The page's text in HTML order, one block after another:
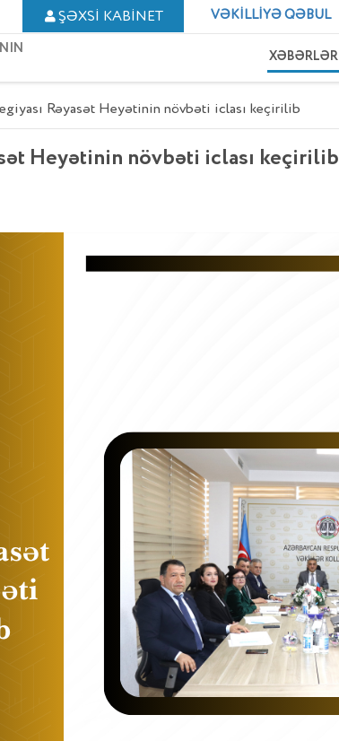
ŞƏXSİ KABİNET VƏKILLIYƏ QƏBUL
XƏBƏRLƏR
Rəyasət Heyətinin növbəti iclası keçirilib
Heyətinin növbəti iclası keçirilib